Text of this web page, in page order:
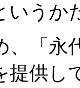
いうか
、「永
提供し